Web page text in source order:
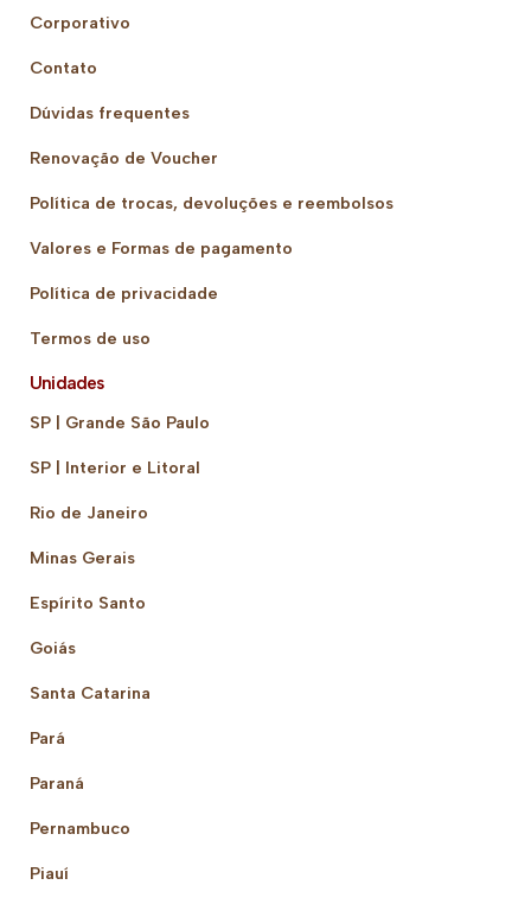
Corporativo
Contato
Dúvidas frequentes
Renovação de Voucher
Política de trocas, devoluções e reembolsos
Valores e Formas de pagamento
Política de privacidade
Termos de uso
Unidades
SP | Grande São Paulo
SP | Interior e Litoral
Rio de Janeiro
Minas Gerais
Espírito Santo
Goiás
Santa Catarina
Pará
Paraná
Pernambuco
Piauí